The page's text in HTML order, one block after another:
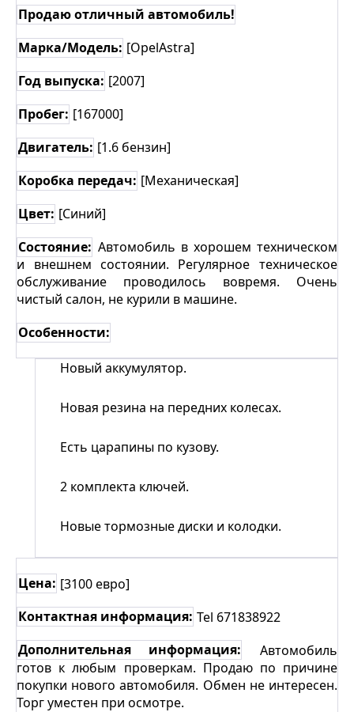
Продаю отличный автомобиль!
Марка/Модель: [OpelAstra]
Год выпуска: [2007]
Пробег: [167000]
Двигатель: [1.6 бензин]
Коробка передач: [Механическая]
Цвет: [Синий]
Состояние: Автомобиль в хорошем техническом
и внешнем состоянии. Регулярное техническое
обслуживание проводилось вовремя. Очень
чистый салон, не курили в машине.
Особенности:
Новый аккумулятор.
Новая резина на передних колесах.
Есть царапины по кузову.
2 комплекта ключей.
Новые тормозные диски и колодки.
Цена: [3100 евро]
Контактная информация: Tel 671838922
Дополнительная информация:
Автомобиль
готов к любым проверкам. Продаю по причине
покупки нового автомобиля. Обмен не интересен.
Торг уместен при осмотре.